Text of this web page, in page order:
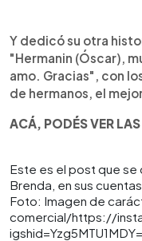
Y dedicó su otra
"Hermanin (Óscar),
amo. Gracias", con
de hermanos, el
ACÁ, PODÉS VER
Este es el post que
Brenda, en sus
Foto: Imagen de
comercial/https://
igshid=Yzg5MTU1MDY=